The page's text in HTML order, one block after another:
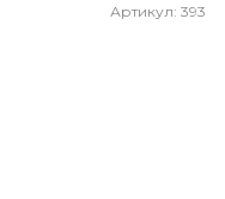
Артикул: 393